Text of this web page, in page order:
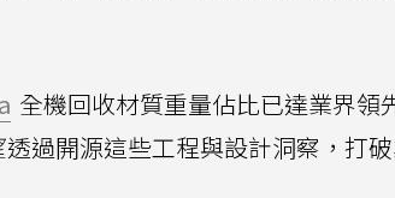
全機回收材質重量佔比已達業界領
透過開源這些工程與設計洞察，打